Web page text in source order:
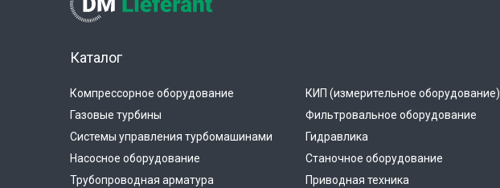
Каталог
Компрессорное оборудование
Газовые турбины
Системы управления турбомашинами
Насосное оборудование
Трубопроводная арматура
КИП (измерительное оборудование)
Фильтровальное оборудование
Гидравлика
Станочное оборудование
Приводная техника